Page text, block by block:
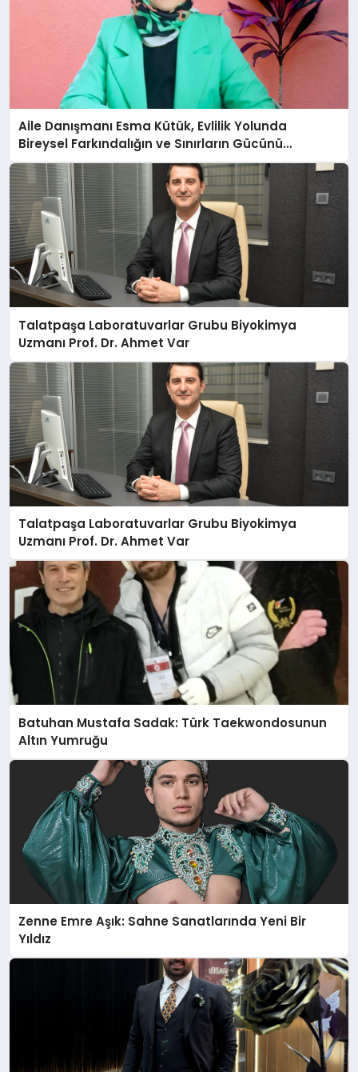
Aile Danışmanı Esma Kütük, Evlilik Yolunda
Bireysel Farkındalığın ve Sınırların Gücünü
Anlatıyor
Talatpaşa Laboratuvarlar Grubu Biyokimya
Uzmanı Prof. Dr. Ahmet Var
Talatpaşa Laboratuvarlar Grubu Biyokimya
Uzmanı Prof. Dr. Ahmet Var
Batuhan Mustafa Sadak: Türk Taekwondosunun
Altın Yumruğu
Zenne Emre Aşık: Sahne Sanatlarında Yeni Bir
Yıldız